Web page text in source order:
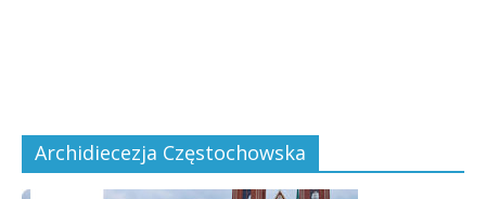
Archidiecezja Częstochowska